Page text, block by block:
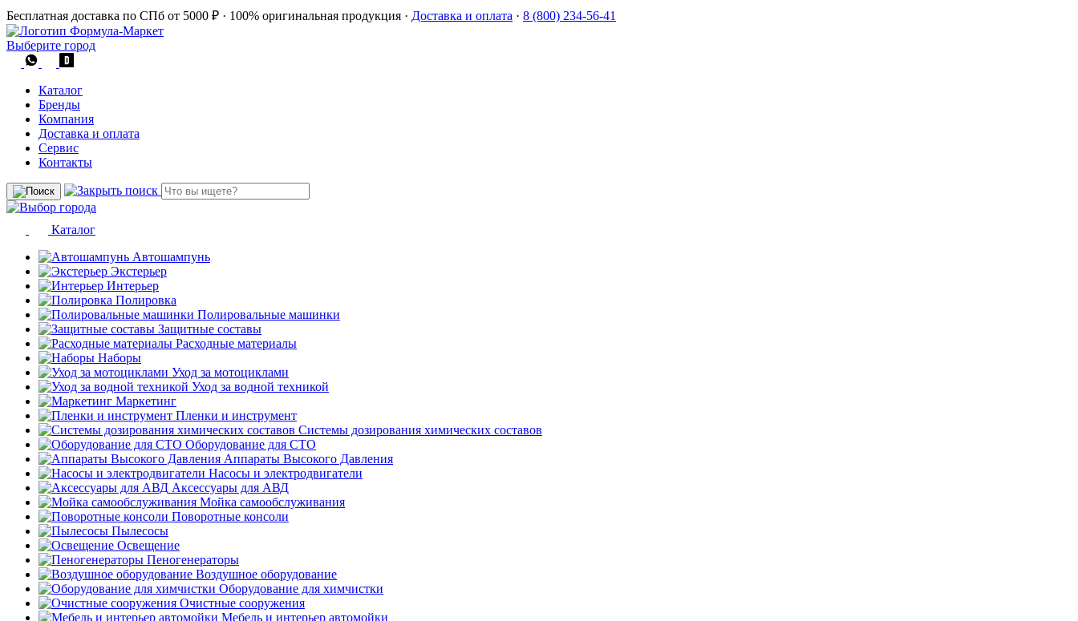
Бесплатная доставка по СПб от 5000 ₽ · 100% оригинальная продукция · Доставка и оплата · 8 (800) 234-56-41
Выберите город
Каталог
Бренды
Компания
Доставка и оплата
Сервис
Контакты
Каталог
Автошампунь
Экстерьер
Интерьер
Полировка
Полировальные машинки
Защитные составы
Расходные материалы
Наборы
Уход за мотоциклами
Уход за водной техникой
Маркетинг
Пленки и инструмент
Системы дозирования химических составов
Оборудование для СТО
Аппараты Высокого Давления
Насосы и электродвигатели
Аксессуары для АВД
Мойка самообслуживания
Поворотные консоли
Пылесосы
Освещение
Пеногенераторы
Воздушное оборудование
Оборудование для химчистки
Очистные сооружения
Мебель и интерьер автомойки